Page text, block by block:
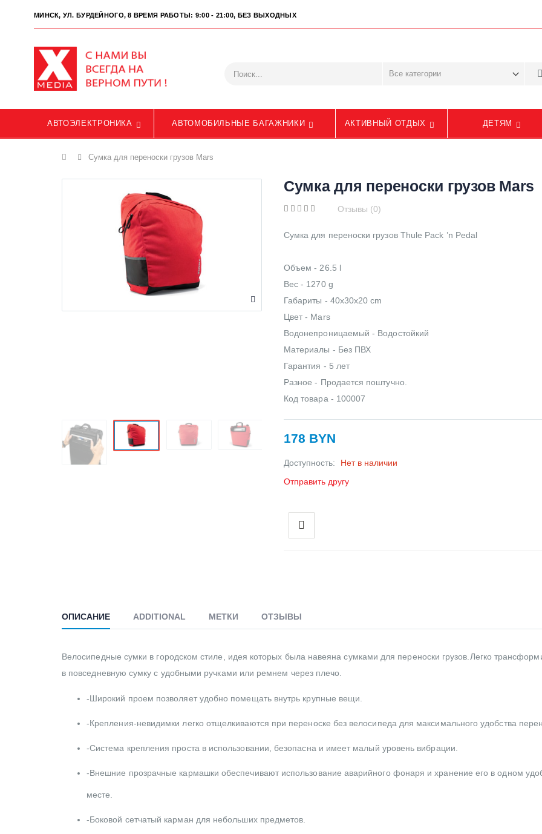
МИНСК, УЛ. БУРДЕЙНОГО, 8 ВРЕМЯ РАБОТЫ: 9:00 - 21:00, БЕЗ ВЫХОДНЫХ
АВТОЭЛЕКТРОНИКА АВТОМОБИЛЬНЫЕ БАГАЖНИКИ АКТИВНЫЙ ОТДЫХ ДЕТЯМ
Главная
Сумка для переноски грузов Mars
Сумка для переноски грузов Mars
Отзывы (0)
Сумка для переноски грузов Thule Pack ’n Pedal
Объем - 26.5 l
Вес - 1270 g
Габариты - 40x30x20 cm
Цвет - Mars
Водонепроницаемый - Водостойкий
Материалы - Без ПВХ
Гарантия - 5 лет
Разное - Продается поштучно.
Код товара - 100007
178 BYN
Доступность:
Нет в наличии
Отправить другу
ОПИСАНИЕ ADDITIONAL МЕТКИ ОТЗЫВЫ
Велосипедные сумки в городском стиле, идея которых была навеяна сумками для переноски грузов.Легко
в повседневную сумку с удобными ручками или ремнем через плечо.
-Широкий проем позволяет удобно помещать внутрь крупные вещи.
-Крепления-невидимки легко отщелкиваются при переноске без велосипеда для максимального удобства
-Система крепления проста в использовании, безопасна и имеет малый уровень вибрации.
-Внешние прозрачные кармашки обеспечивают использование аварийного фонаря и хранение его в одном
месте.
-Боковой сетчатый карман для небольших предметов.